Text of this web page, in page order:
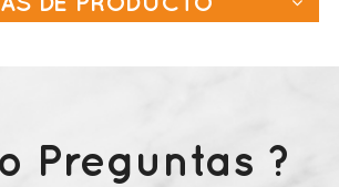
Preguntas ?